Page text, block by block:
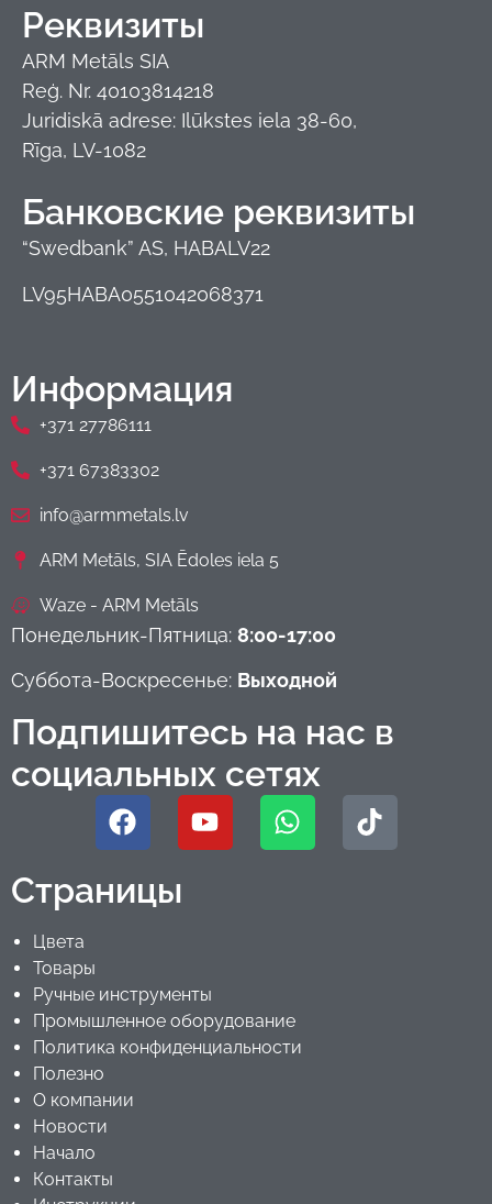
Реквизиты
ARM Metāls SIA
Reģ. Nr. 40103814218
Juridiskā adrese: Ilūkstes iela 38-60,
Rīga, LV-1082
Банковские реквизиты
“Swedbank” AS, HABALV22
LV95HABA0551042068371
Информация
+371 27786111
+371 67383302
info@armmetals.lv
ARM Metāls, SIA Ēdoles iela 5
Waze - ARM Metāls
Понедельник-Пятница: 8:00-17:00
Суббота-Воскресенье: Выходной
Подпишитесь на нас в
социальных сетях
Страницы
Цвета
Товары
Ручные инструменты
Промышленное оборудование
Политика конфиденциальности
Полезно
О компании
Новости
Начало
Контакты